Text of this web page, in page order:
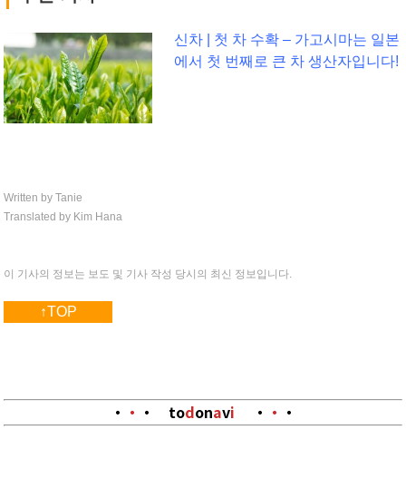
신차 | 첫 차 수확 – 가고시마는 일본
에서 첫 번째로 큰 차 생산자입니다!
Written by Tanie
Translated by Kim Hana
이 기사의 정보는 보도 및 기사 작성 당시의 최신 정보입니다.
↑TOP
・ ・ ・ todonavi ・ ・ ・